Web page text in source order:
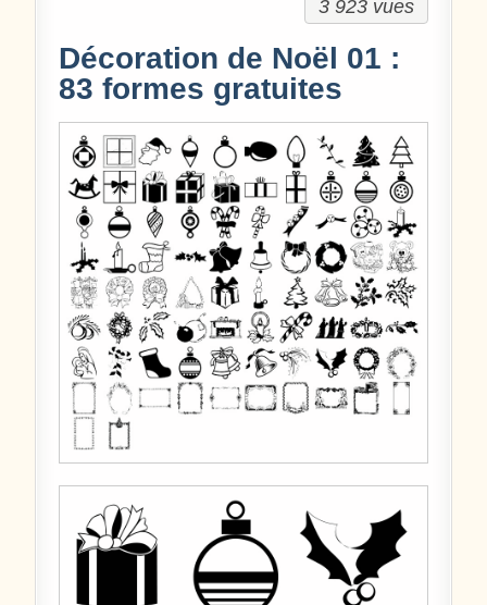
3 923 vues
Décoration de Noël 01 :
83 formes gratuites